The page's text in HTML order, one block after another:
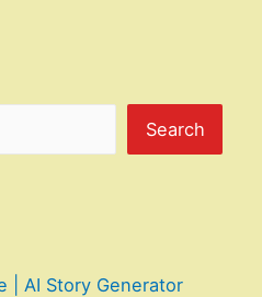
Search
| AI Story Generator